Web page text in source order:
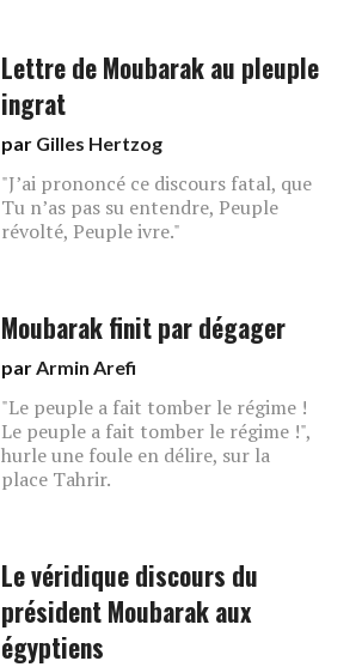
Lettre de Moubarak au pleuple
ingrat
par Gilles Hertzog
"J’ai prononcé ce discours fatal, que
Tu n’as pas su entendre, Peuple
révolté, Peuple ivre."
Moubarak finit par dégager
parArmin Arefi
"Le peuple a fait tomber le régime !
Le peuple a fait tomber le régime !",
hurle une foule en délire, sur la
place Tahrir.
Le véridique discours du
président Moubarak aux
égyptiens